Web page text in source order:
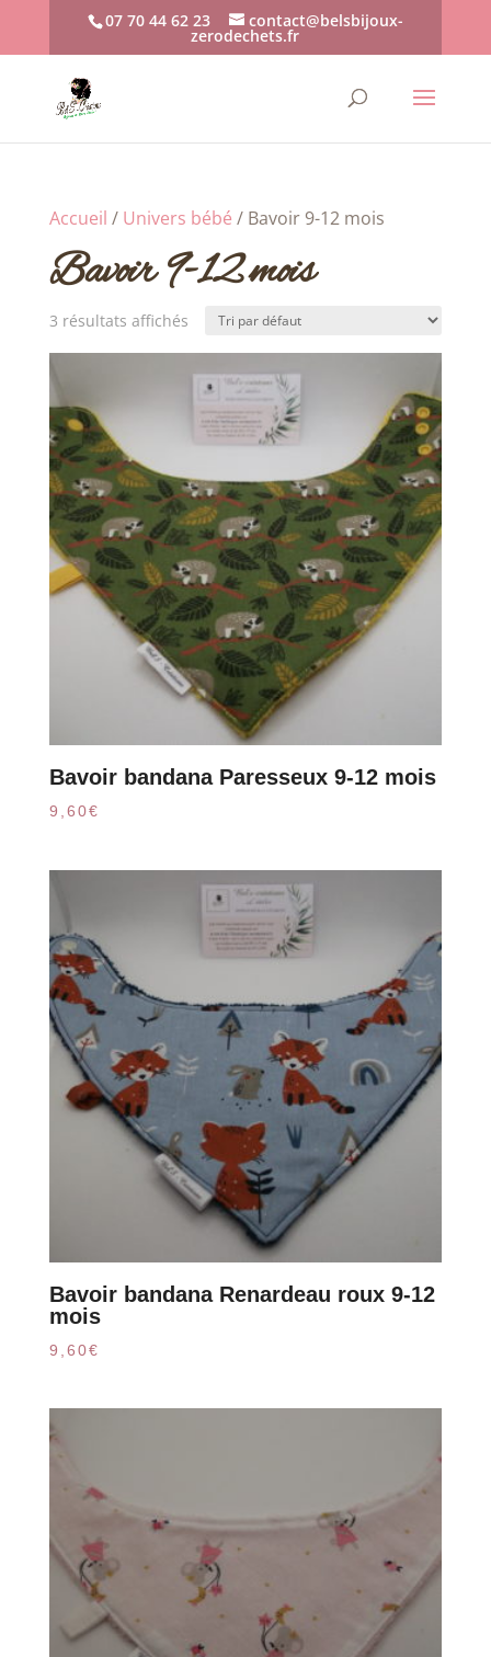
07 70 44 62 23 contact@belsbijoux-
zerodechets.fr
Accueil / Univers bébé / Bavoir 9-12 mois
Bavoir 9-12 mois
3 résultats affichés
Bavoir bandana Paresseux 9-12 mois
9,60€
Bavoir bandana Renardeau roux 9-12
mois
9,60€